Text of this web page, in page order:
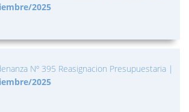
2025
Nº 395 Reasignacion Presupuestaria |
2025